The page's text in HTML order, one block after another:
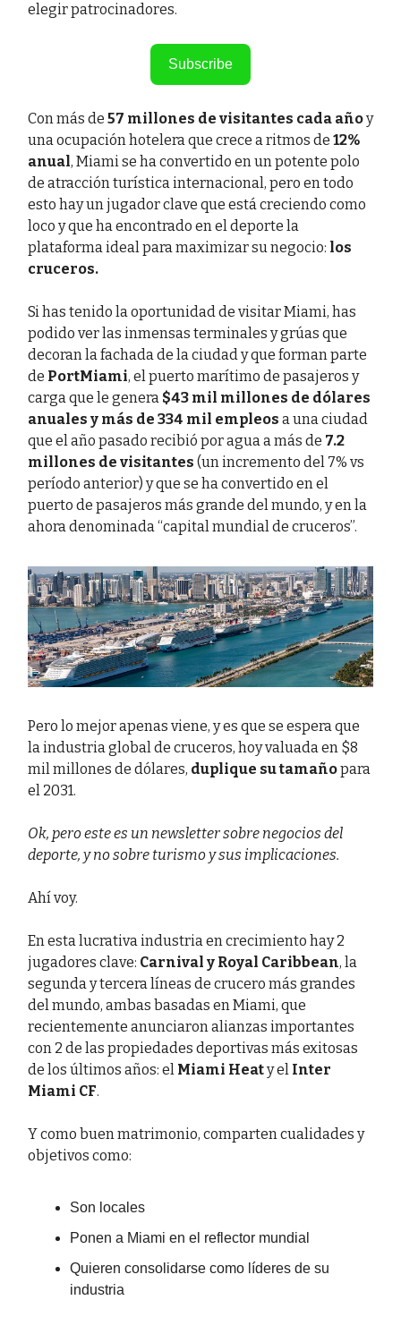
elegir patrocinadores.
Subscribe
Con más de 57 millones de visitantes cada añoy
una ocupación hotelera que crece a ritmos de 12%
anual, Miami se ha convertido en un potente polo
de atracción turística internacional, pero en todo
esto hay un jugador clave que está creciendo como
loco y que ha encontrado en el deporte la
plataforma ideal para maximizar su negocio: los
cruceros.
Si has tenido la oportunidad de visitar Miami, has
podido ver las inmensas terminales y grúas que
decoran la fachada de la ciudad y que forman parte
de PortMiami, el puerto marítimo de pasajeros y
carga que le genera $43 mil millones de dólares
anuales y más de 334 mil empleos a una ciudad
que el año pasado recibió por agua a más de 7.2
millones de visitantes (un incremento del 7% vs
período anterior) y que se ha convertido en el
puerto de pasajeros más grande del mundo, y en la
ahora denominada “capital mundial de cruceros”.
Pero lo mejor apenas viene, y es que se espera que
la industria global de cruceros, hoy valuada en $8
mil millones de dólares, duplique su tamañopara
el 2031.
Ok, pero este es un newsletter sobre negocios del
deporte, y no sobre turismo y sus implicaciones.
Ahí voy.
En esta lucrativa industria en crecimiento hay 2
jugadores clave: Carnival y Royal Caribbean, la
segunda y tercera líneas de crucero más grandes
del mundo, ambas basadas en Miami, que
recientemente anunciaron alianzas importantes
con 2 de las propiedades deportivas más exitosas
de los últimos años: el Miami Heaty el Inter
Miami CF.
Y como buen matrimonio, comparten cualidades y
objetivos como:
Son locales
Ponen a Miami en el reflector mundial
Quieren consolidarse como líderes de su
industria